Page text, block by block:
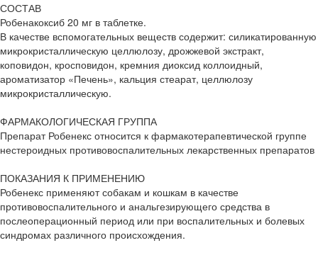
СОСТАВ
Робенакоксиб 20 мг в таблетке.
В качестве вспомогательных веществ содержит: силикатированную
микрокристаллическую целлюлозу, дрожжевой экстракт,
коповидон, кросповидон, кремния диоксид коллоидный,
ароматизатор «Печень», кальция стеарат, целлюлозу
микрокристаллическую.
ФАРМАКОЛОГИЧЕСКАЯ ГРУППА
Препарат Робенекс относится к фармакотерапевтической группе
нестероидных противовоспалительных лекарственных препаратов
ПОКАЗАНИЯ К ПРИМЕНЕНИЮ
Робенекс применяют собакам и кошкам в качестве
противовоспалительного и анальгезирующего средства в
послеоперационный период или при воспалительных и болевых
синдромах различного происхождения.